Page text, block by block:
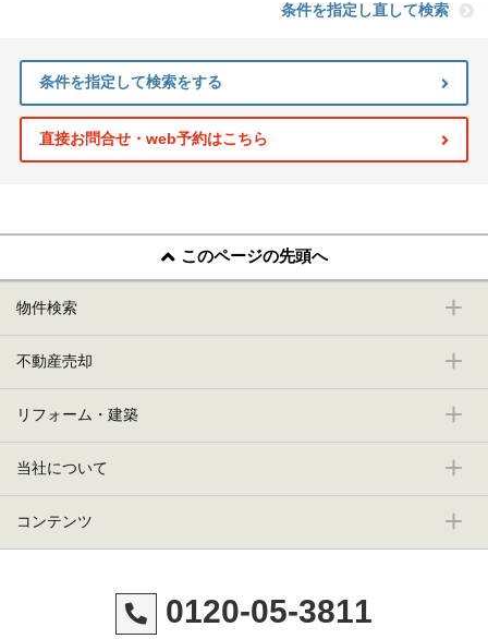
条件を指定し直して検索
条件を指定して検索をする
直接お問合せ・web予約はこちら
このページの先頭へ
物件検索
不動産売却
リフォーム・建築
当社について
コンテンツ
0120-05-3811